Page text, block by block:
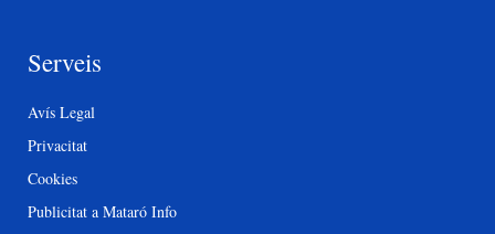
Serveis
Avís Legal
Privacitat
Cookies
Publicitat a Mataró Info